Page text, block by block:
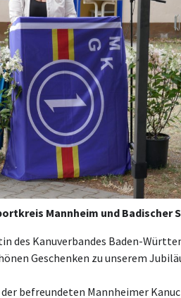
Mannheim und Badischer
des Kanuverbandes Baden-
Geschenken zu unserem
befreundeten Mannheimer